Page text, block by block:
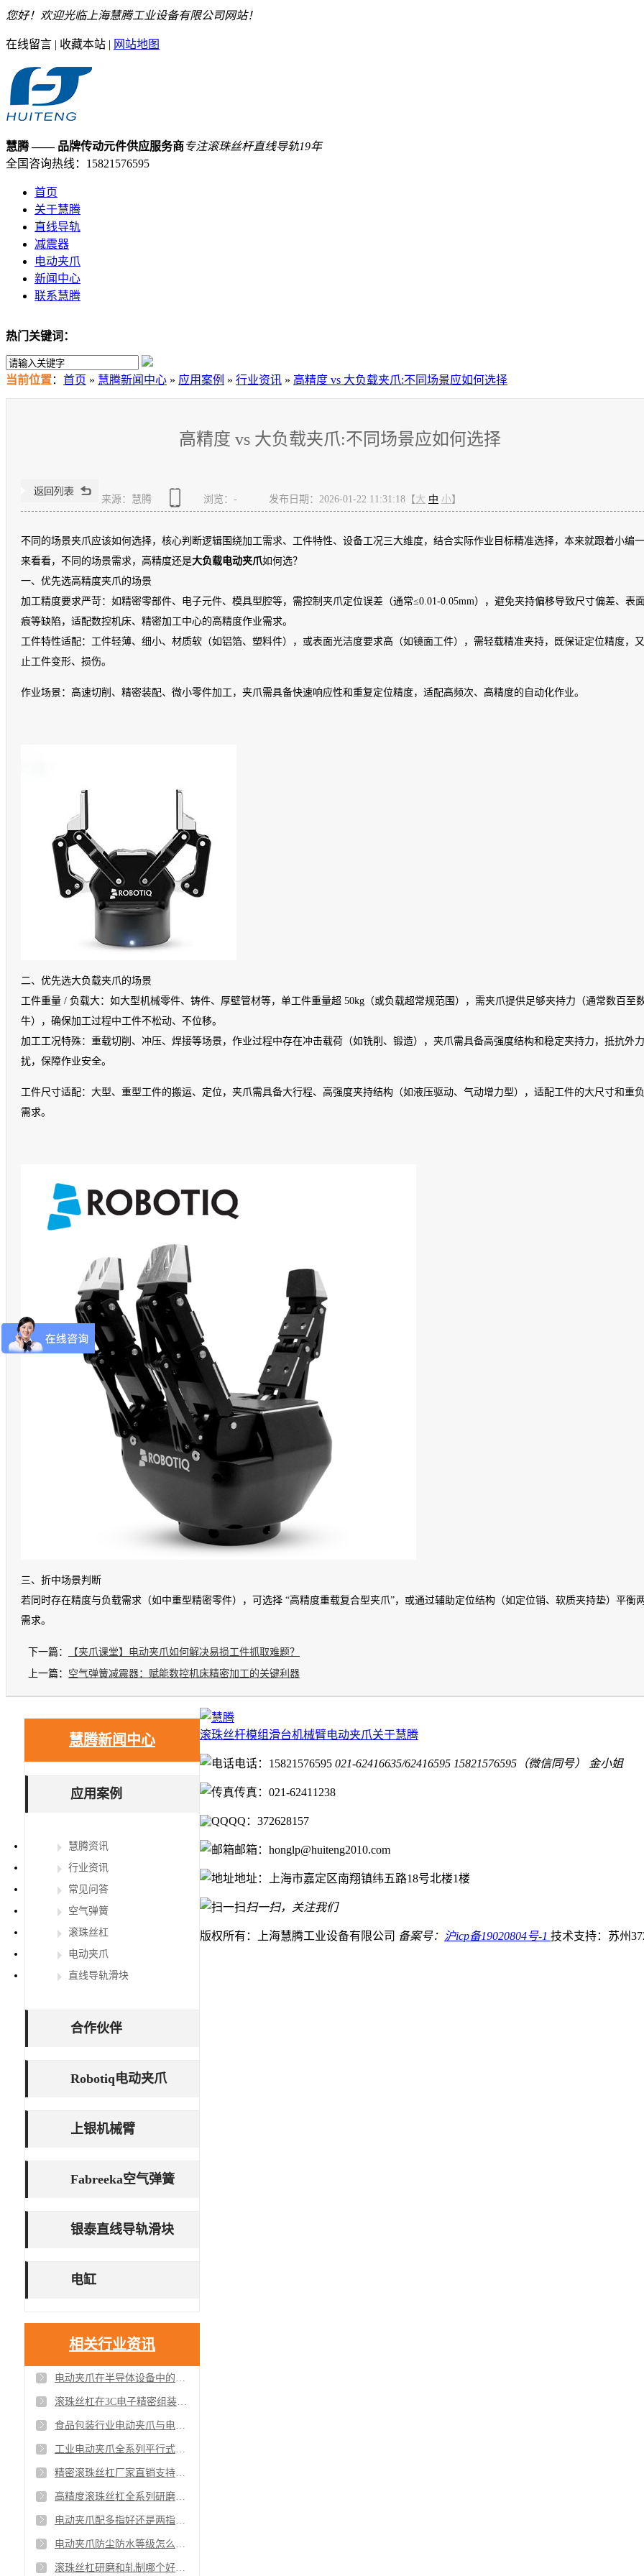
您好！欢迎光临上海慧腾工业设备有限公司网站！
在线留言 | 收藏本站 | 网站地图
慧腾—— 品牌传动元件供应服务商专注滚珠丝杆直线导轨19年
全国咨询热线： 15821576595
首页
关于慧腾
直线导轨
减震器
电动夹爪
新闻中心
联系慧腾
热门关键词：
当前位置： 首页 » 慧腾新闻中心 » 应用案例 » 行业资讯 » 高精度 vs 大负载夹爪:不同场景应如何选择
高精度 vs 大负载夹爪:不同场景应如何选择
来源：慧腾 浏览： - 发布日期：2026-01-22 11:31:18【大 中 小】
不同的场景夹爪应该如何选择，核心判断逻辑围绕加工需求、工件特性、设备工况三大维度，结合实际作业目标精准选择，本来就跟着小编
来看看，不同的场景需求，高精度还是大负载电动夹爪如何选？
一、优先选高精度夹爪的场景
加工精度要求严苛：如精密零部件、电子元件、模具型腔等，需控制夹爪定位误差（通常≤0.01-0.05mm），避免夹持偏移导致尺寸偏差、表
痕等缺陷，适配数控机床、精密加工中心的高精度作业需求。
工件特性适配：工件轻薄、细小、材质软（如铝箔、塑料件），或表面光洁度要求高（如镜面工件），需轻载精准夹持，既保证定位精度，
止工件变形、损伤。
作业场景：高速切削、精密装配、微小零件加工，夹爪需具备快速响应性和重复定位精度，适配高频次、高精度的自动化作业。
二、优先选大负载夹爪的场景
工件重量 / 负载大：如大型机械零件、铸件、厚壁管材等，单工件重量超 50kg（或负载超常规范围），需夹爪提供足够夹持力（通常数百至
牛），确保加工过程中工件不松动、不位移。
加工工况特殊：重载切削、冲压、焊接等场景，作业过程中存在冲击载荷（如铣削、锻造），夹爪需具备高强度结构和稳定夹持力，抵抗外
扰，保障作业安全。
工件尺寸适配：大型、重型工件的搬运、定位，夹爪需具备大行程、高强度夹持结构（如液压驱动、气动增力型），适配工件的大尺寸和重
需求。
三、折中场景判断
若同时存在精度与负载需求（如中重型精密零件），可选择 “高精度重载复合型夹爪”，或通过辅助定位结构（如定位销、软质夹持垫）平衡
需求。
下一篇：
【夹爪课堂】电动夹爪如何解决易损工件抓取难题？
上一篇： 空气弹簧减震器：赋能数控机床精密加工的关键利器
慧腾新闻中心
应用案例
慧腾资讯
行业资讯
常见问答
空气弹簧
滚珠丝杠
电动夹爪
直线导轨滑块
合作伙伴
Robotiq电动夹爪
上银机械臂
Fabreeka空气弹簧
银泰直线导轨滑块
电缸
相关行业资讯
电动夹爪在半导体设备中的应用案例与精度验证
滚珠丝杠在3C电子精密组装中的应用案例与效果
食品包装行业电动夹爪与电缸应用方案安全合规
工业电动夹爪全系列平行式摆动式自适应夹爪供应
精密滚珠丝杠厂家直销支持非标定制与批量采购
高精度滚珠丝杠全系列研磨级与轧制级现货供应
电动夹爪配多指好还是两指好不同工件该怎么选择
电动夹爪防尘防水等级怎么看IP65和IP67有什么区别
滚珠丝杠研磨和轧制哪个好？精度、价格、实用性全面对比
滚珠丝杆模组滑台机械臂电动夹爪关于慧腾
电话：15821576595 021-62416635/62416595 15821576595（微信同号） 金小姐
传真：021-62411238
QQ：372628157
邮箱：honglp@huiteng2010.com
地址：上海市嘉定区南翔镇纬五路18号北楼1楼
扫一扫，关注我们
版权所有：上海慧腾工业设备有限公司 备案号： 沪icp备19020804号-1 技术支持：苏州